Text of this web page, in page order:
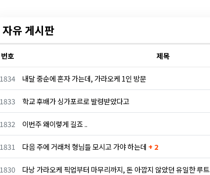
자유 게시판
번호 제목
1834 내달 중순에 혼자 가는데, 가라오케 1인 방문
1833 학교 후배가 싱가포르로 발령받았다고
1832 이번주 왜이렇게 길죠 ..
1831 다음 주에 거래처 형님들 모시고 가야 하는데 + 2
1830 다낭 가라오케 픽업부터 마무리까지, 돈 아깝지 않았던 유일한 루트